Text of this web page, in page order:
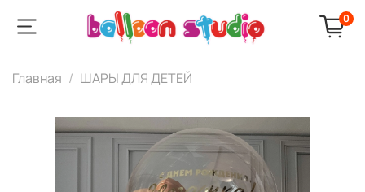
0
Главная ШАРЫ ДЛЯ ДЕТЕЙ